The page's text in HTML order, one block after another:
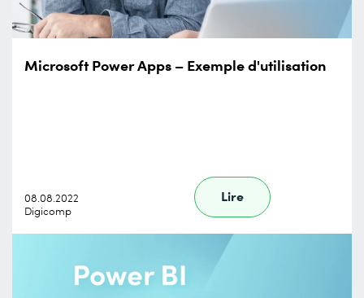
Microsoft Power Apps – Exemple d'utilisation
08.08.2022
Digicomp
Lire